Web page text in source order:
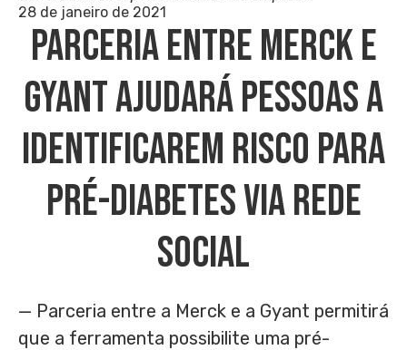
28 de janeiro de 2021
Parceria Entre Merck E
Gyant Ajudará Pessoas A
Identificarem Risco Para
Pré-Diabetes Via Rede
Social
— Parceria entre a Merck e a Gyant permitirá
que a ferramenta possibilite uma pré-